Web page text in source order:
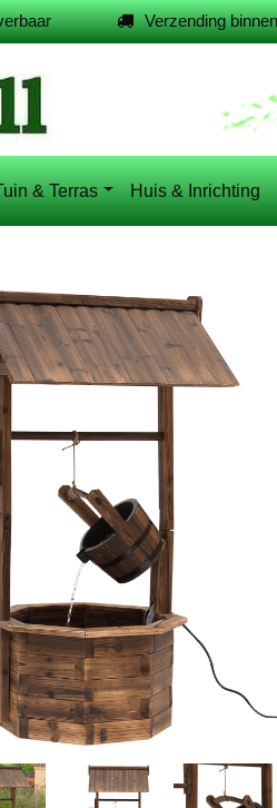
Verzending
& Terras Huis & Inrichting